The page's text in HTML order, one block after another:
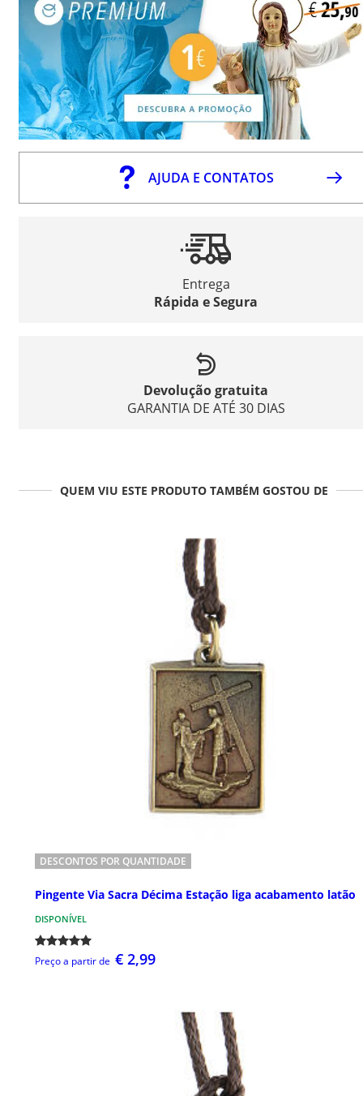
AJUDA E CONTATOS
Entrega
Rápida e Segura
Devolução gratuita
GARANTIA DE ATÉ 30 DIAS
QUEM VIU ESTE PRODUTO TAMBÉM GOSTOU DE
DESCONTOS POR QUANTIDADE
Pingente Via Sacra Décima Estação liga acabamento latão
DISPONÍVEL
Preço a partir de € 2,99